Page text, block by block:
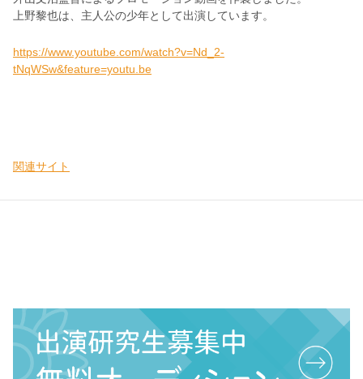
上野黎也は、主人公の少年として出演しています。
https://www.youtube.com/watch?v=Nd_2-
tNqWSw&feature=youtu.be
関連サイト